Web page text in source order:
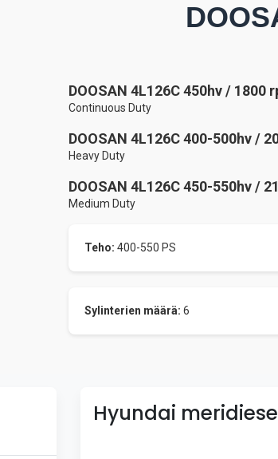
DOOSAN 4L126C 450hv / 1800
Continuous Duty
DOOSAN 4L126C 400-500hv /
Heavy Duty
DOOSAN 4L126C 450-550hv /
Medium Duty
Teho: 400-550 PS
Sylinterien määrä: 6
Hyundai